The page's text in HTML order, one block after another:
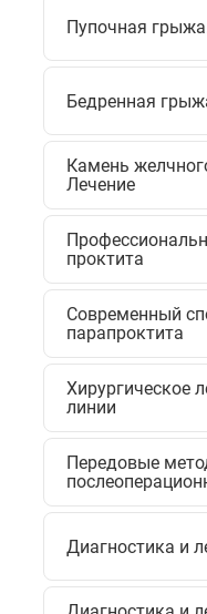
Пупочная
Бедренная
Камень
Лечение
проктита
Современный
парапроктита
Хирургическое
линии
Передовые
Диагностика и